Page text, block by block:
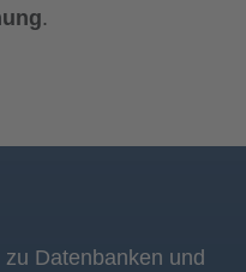
.
Datenbanken und